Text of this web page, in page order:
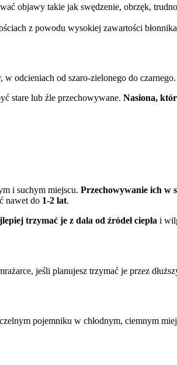
objawy takie jak swędzenie, obrzęk,
z powodu wysokiej zawartości
odcieniach od szaro-zielonego do czarnego.
stare lub źle przechowywane. Nasiona,
i suchym miejscu. Przechowywanie ich w
nawet do 1-2 lat.
trzymać je z dala od źródeł ciepła i
jeśli planujesz trzymać je przez
pojemniku w chłodnym, ciemnym